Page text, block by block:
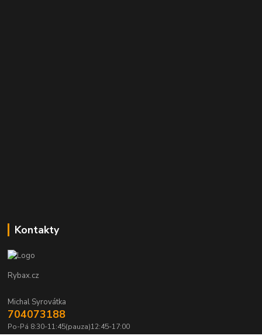
Kontakty
Rybax.cz
Michal Syrovátka
704073188
Po-Pá 8:30-11:45(pauza)12:45-17:00